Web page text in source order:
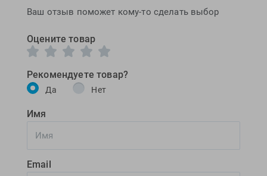
Ваш отзыв поможет кому-то сделать выбор
Оцените товар
Рекомендуете товар?
Да Нет
Имя
Email